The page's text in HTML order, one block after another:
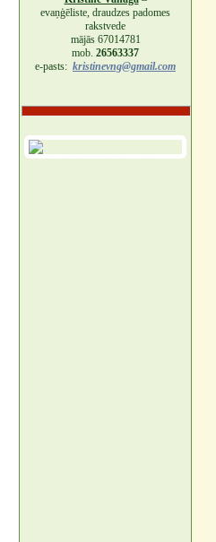
evaņģēliste, draudzes padomes
rakstvede
mājās 67014781
mob. 26563337
e-pasts: kristinevng@gmail.com